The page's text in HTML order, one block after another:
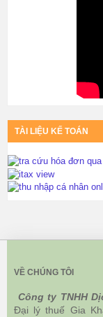
TÀI LIỆU KẾ TOÁN
VỀ CHÚNG TÔI
Công ty TNHH
Đại lý thuế Gia